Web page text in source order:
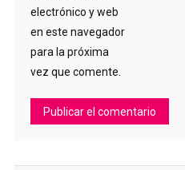
electrónico y web
en este navegador
para la próxima
vez que comente.